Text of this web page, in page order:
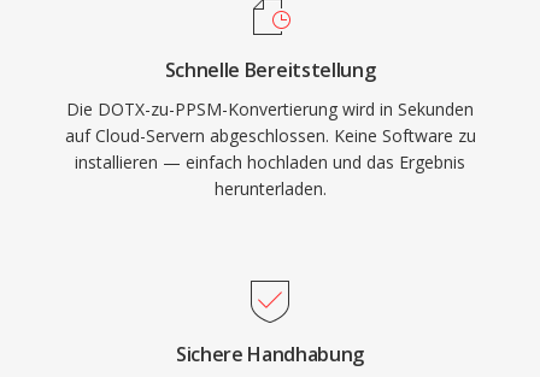
Schnelle Bereitstellung
Die DOTX-zu-PPSM-Konvertierung wird in Sekunden
auf Cloud-Servern abgeschlossen. Keine Software zu
installieren — einfach hochladen und das Ergebnis
herunterladen.
Sichere Handhabung